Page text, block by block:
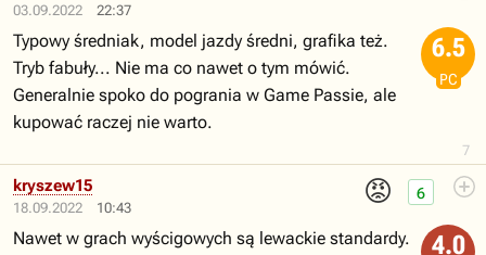
03.09.2022 22:37
7
6.5
PC
Typowy średniak, model jazdy średni, grafika też.
Tryb fabuły... Nie ma co nawet o tym mówić.
Generalnie spoko do pogrania w Game Passie, ale
kupować raczej nie warto.
18.09.2022 10:43
😡 6
kryszew15
4.0
Nawet w grach wyścigowych są lewackie standardy.